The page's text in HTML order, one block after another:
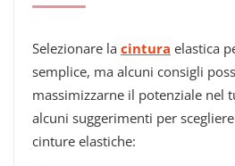
Selezionare la cintura elastica
semplice, ma alcuni consigli
massimizzarne il potenziale nel
alcuni suggerimenti per
cinture elastiche: